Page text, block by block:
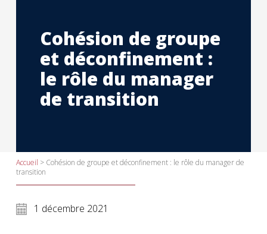
Cohésion de groupe
et déconfinement :
le rôle du manager
de transition
Accueil > Cohésion de groupe et déconfinement : le rôle du manager de
transition
1 décembre 2021